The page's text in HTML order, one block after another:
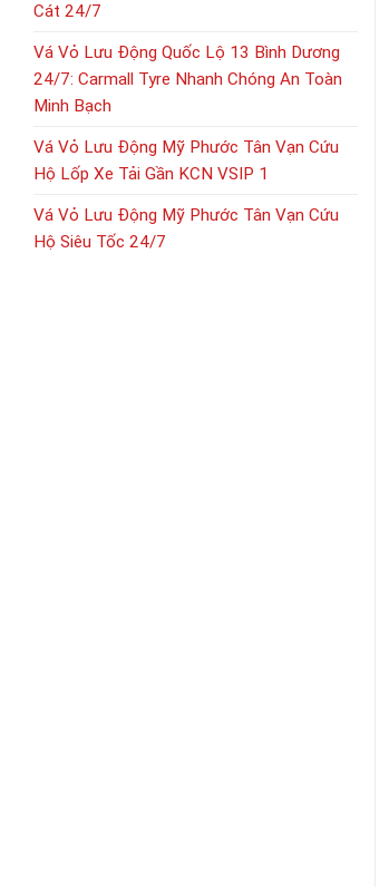
Cát 24/7
Vá Vỏ Lưu Động Quốc Lộ 13 Bình Dương
24/7: Carmall Tyre Nhanh Chóng An Toàn
Minh Bạch
Vá Vỏ Lưu Động Mỹ Phước Tân Vạn Cứu
Hộ Lốp Xe Tải Gần KCN VSIP 1
Vá Vỏ Lưu Động Mỹ Phước Tân Vạn Cứu
Hộ Siêu Tốc 24/7